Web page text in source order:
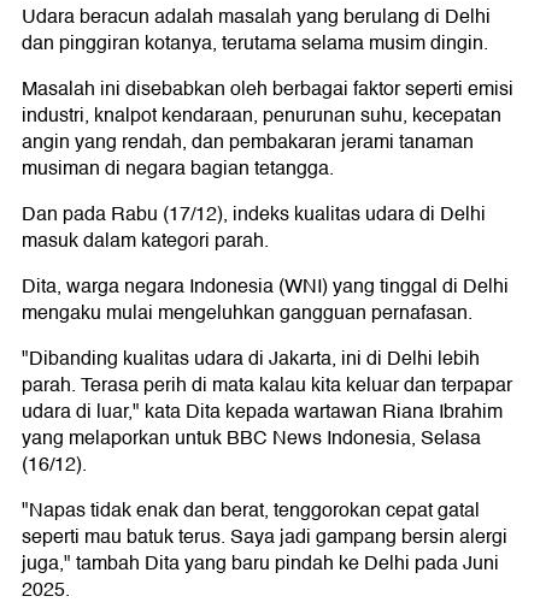
Udara beracun adalah masalah yang berulang di Delhi
dan pinggiran kotanya, terutama selama musim dingin.
Masalah ini disebabkan oleh berbagai faktor seperti emisi
industri, knalpot kendaraan, penurunan suhu, kecepatan
angin yang rendah, dan pembakaran jerami tanaman
musiman di negara bagian tetangga.
Dan pada Rabu (17/12), indeks kualitas udara di Delhi
masuk dalam kategori parah.
Dita, warga negara Indonesia (WNI) yang tinggal di Delhi
mengaku mulai mengeluhkan gangguan pernafasan.
"Dibanding kualitas udara di Jakarta, ini di Delhi lebih
parah. Terasa perih di mata kalau kita keluar dan terpapar
udara di luar," kata Dita kepada wartawan Riana Ibrahim
yang melaporkan untuk BBC News Indonesia, Selasa
(16/12).
"Napas tidak enak dan berat, tenggorokan cepat gatal
seperti mau batuk terus. Saya jadi gampang bersin alergi
juga," tambah Dita yang baru pindah ke Delhi pada Juni
2025.